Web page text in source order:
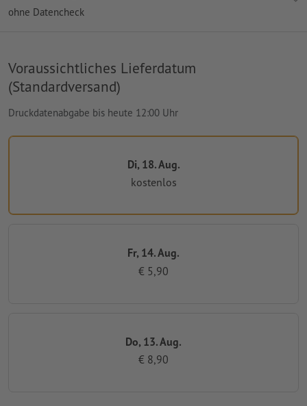
ohne Datencheck
Voraussichtliches Lieferdatum
(Standardversand)
Druckdatenabgabe bis heute 12:00 Uhr
Di, 18. Aug.
kostenlos
Fr, 14. Aug.
€ 5,90
Do, 13. Aug.
€ 8,90